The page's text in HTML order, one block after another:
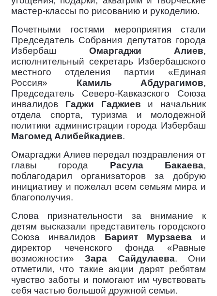
мастер-классы по рисованию и рукоделию.
Почетными гостями мероприятия стали
Председатель Собрания депутатов города
Избербаш Омаргаджи Алиев,
исполнительный секретарь Избербашского
местного отделения партии «Единая
Россия» Камиль Абдурагимов,
Председатель Северо-Кавказского Союза
инвалидов Гаджи Гаджиев и начальник
отдела спорта, туризма и молодежной
политики администрации города Избербаш
Магомед Алибейкадиев.
Омаргаджи Алиев передал поздравления от
главы города Расула Бакаева,
поблагодарил организаторов за добрую
инициативу и пожелал всем семьям мира и
благополучия.
Слова признательности за внимание к
детям высказали представитель городского
Союза инвалидов Барият Мурзаеваи
директор чеченского фонда «Равные
возможности»Зара Сайдулаева. Они
отметили, что такие акции дарят ребятам
чувство заботы и помогают им чувствовать
себя частью большой дружной семьи.